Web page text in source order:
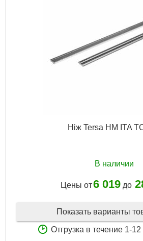
Ніж Tersa HM ITA
В наличии
Цены от6 019до
Показать варианты
Отгрузка в течение 1-